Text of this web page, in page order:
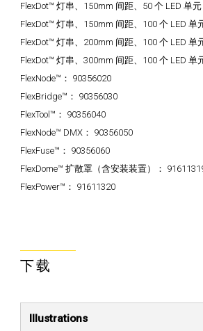
FlexDot™ 灯串、150mm 间距、50 个 LED 单元
FlexDot™ 灯串、150mm 间距、100 个 LED 单
FlexDot™ 灯串、200mm 间距、100 个 LED 单
FlexDot™ 灯串、300mm 间距、100 个 LED 单
FlexNode™： 90356020
FlexBridge™： 90356030
FlexTool™： 90356040
FlexNode™ DMX： 90356050
FlexFuse™： 90356060
FlexDome™ 扩散罩（含安装装置）：
FlexPower™： 91611320
下载
Illustrations